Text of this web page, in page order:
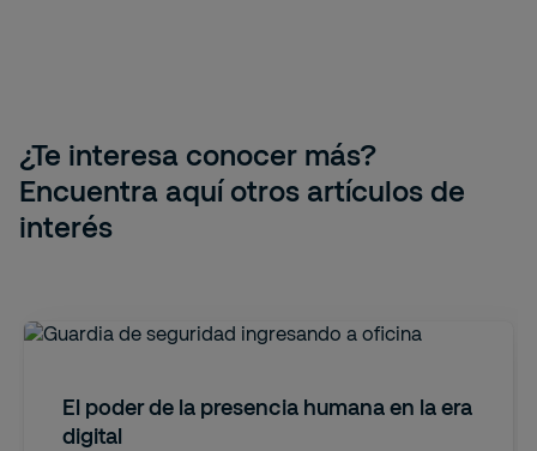
¿Te interesa conocer más?
Encuentra aquí otros artículos de
interés
El poder de la presencia humana en la era
digital